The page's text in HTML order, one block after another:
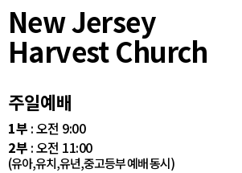
New Jersey
Harvest Church
주일예배
1부 : 오전 9:00
2부 : 오전 11:00
(유아,유치,유년,중고등부 예배 동시)